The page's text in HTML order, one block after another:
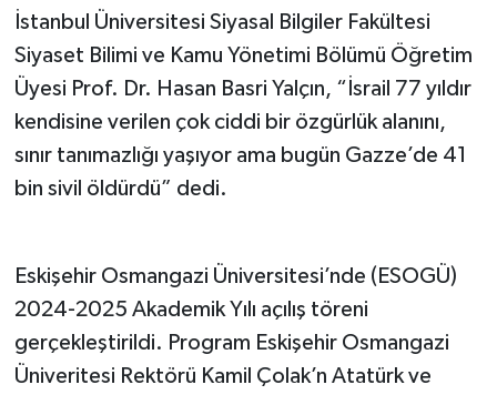
İstanbul Üniversitesi Siyasal Bilgiler Fakültesi
Siyaset Bilimi ve Kamu Yönetimi Bölümü Öğretim
Üyesi Prof. Dr. Hasan Basri Yalçın, “İsrail 77 yıldır
kendisine verilen çok ciddi bir özgürlük alanını,
sınır tanımazlığı yaşıyor ama bugün Gazze’de 41
bin sivil öldürdü” dedi.
Eskişehir Osmangazi Üniversitesi’nde (ESOGÜ)
2024-2025 Akademik Yılı açılış töreni
gerçekleştirildi. Program Eskişehir Osmangazi
Üniveritesi Rektörü Kamil Çolak’n Atatürk ve